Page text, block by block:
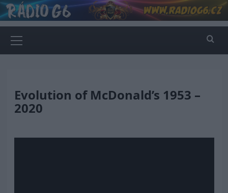
Skip
to
content
Menu
Evolution of McDonald’s 1953 –
2020